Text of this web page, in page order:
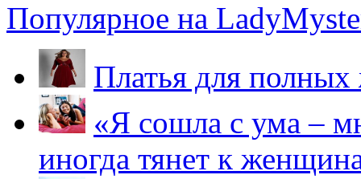
Популярное на
Платья для
«Я сошла с ума –
иногда тянет к